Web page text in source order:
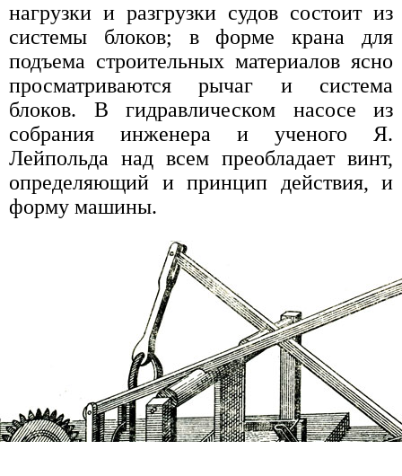
нагрузки и разгрузки судов состоит из
системы блоков; в форме крана для
подъема строительных материалов ясно
просматриваются рычаг и система
блоков. В гидравлическом насосе из
собрания инженера и ученого Я.
Лейпольда над всем преобладает винт,
определяющий и принцип действия, и
форму машины.